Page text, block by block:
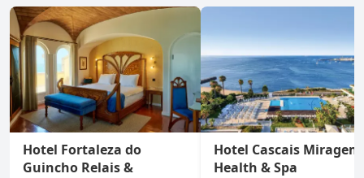
Hotel Fortaleza do
Guincho Relais &
Hotel Cascais Miragem
Health & Spa